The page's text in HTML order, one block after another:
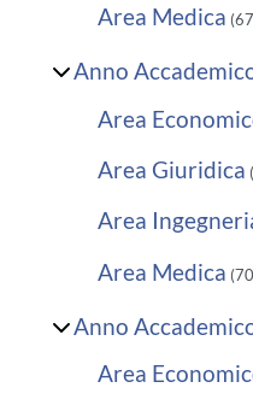
Area Medica
Anno
Area
Area Giuridica
Area
Area Medica
Anno
Area